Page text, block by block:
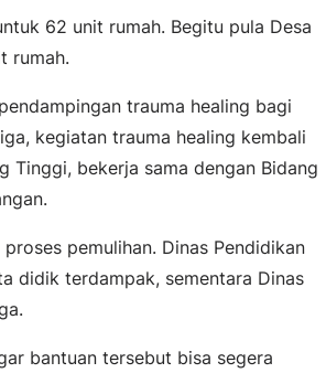
62 unit rumah. Begitu pula Desa
rumah.
trauma healing bagi
kegiatan trauma healing kembali
Tinggi, bekerja sama dengan Bidang
pemulihan. Dinas Pendidikan
didik terdampak, sementara Dinas
bantuan tersebut bisa segera